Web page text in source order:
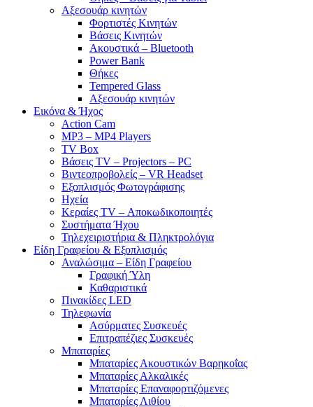
Αξεσουάρ κινητών
Φορτιστές Κινητών
Βάσεις Κινητών
Ακουστικά – Bluetooth
Power Bank
Θήκες
Tempered Glass
Αξεσουάρ κινητών
Εικόνα & Ήχος
Action Cam
MP3 – MP4 Players
TV Box
Βάσεις TV – Projectors – PC
Βιντεοπροβολείς – VR Headset
Εξοπλισμός Φωτογράφισης
Ηχεία
Κεραίες TV – Αποκωδικοποιητές
Συστήματα Ήχου
Τηλεχειριστήρια & Πληκτρολόγια
Είδη Γραφείου & Εξοπλισμός
Αναλώσιμα – Είδη Γραφείου
Γραφική Ύλη
Καθαριστικά
Πινακίδες LED
Τηλεφωνία
Ασύρματες Συσκευές
Επιτραπέζιες Συσκευές
Μπαταρίες
Μπαταρίες Ακουστικών Βαρηκοΐας
Μπαταρίες Αλκαλικές
Μπαταρίες Επαναφορτιζόμενες
Μπαταρίες Λιθίου